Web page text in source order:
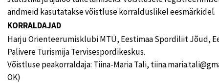
andmeid kasutatakse võistluse korralduslikel eesmärkidel.
KORRALDAJAD
Harju Orienteerumisklubi MTÜ, Eestimaa Spordiliit Jõud,
Palivere Turismija Tervisespordikeskus.
Võistluse peakorraldaja: Tiina-Maria Tali,
OK)